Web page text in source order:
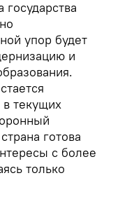
упор будет
и
текущих
готова
с более
только